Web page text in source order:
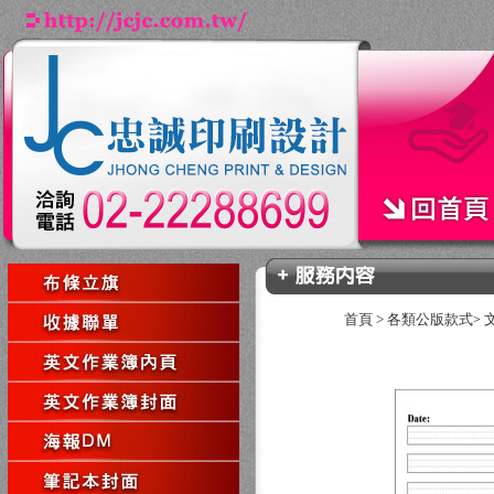
首頁 >各類公版款式>